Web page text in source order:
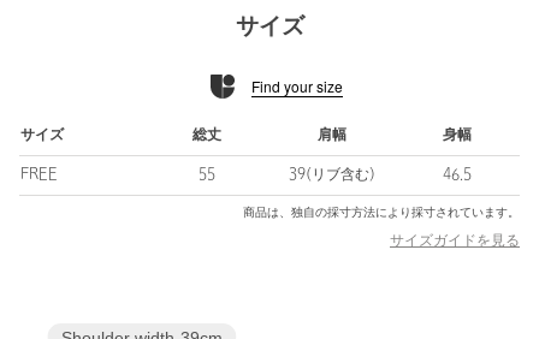
薄手のニットやカットソー、シャツからブラウスまで、様々なイ
ンナーとレイヤードが楽しめます。
・OFF WHITEはホワイト×シルバーパーツ/BLACKとDK.GRAYは
ブラック×シルバーパーツです。
・同素材のプルオーバーニットもご用意がございます。対象品
サイズ
Find your size
サイズ 総丈 肩幅 身幅
FREE 55 39(リブ含む) 46.5
商品は、独自の採寸方法により採寸されています。
サイズガイドを見る